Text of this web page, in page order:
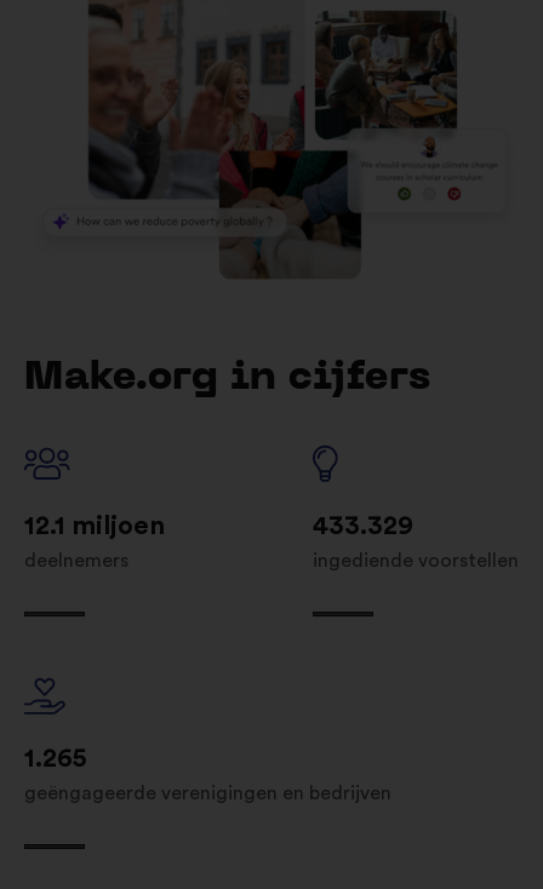
Make.org in cijfers
12.1 miljoen
deelnemers
433.329
ingediende voorstellen
1.265
geëngageerde verenigingen en bedrijven